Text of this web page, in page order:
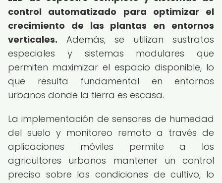
control automatizado para optimizar el
crecimiento de las plantas en entornos
verticales. Además, se utilizan sustratos
especiales y sistemas modulares que
permiten maximizar el espacio disponible, lo
que resulta fundamental en entornos
urbanos donde la tierra es escasa.
La implementación de sensores de humedad
del suelo y monitoreo remoto a través de
aplicaciones móviles permite a los
agricultores urbanos mantener un control
preciso sobre las condiciones de cultivo, lo